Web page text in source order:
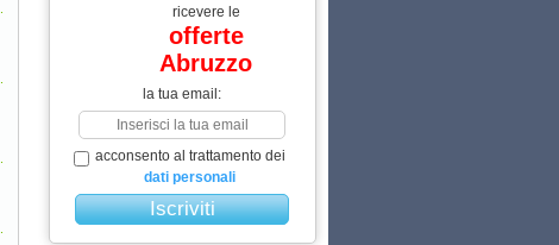
ricevere le
offerte
Abruzzo
la tua email:
acconsento al trattamento dei
dati personali